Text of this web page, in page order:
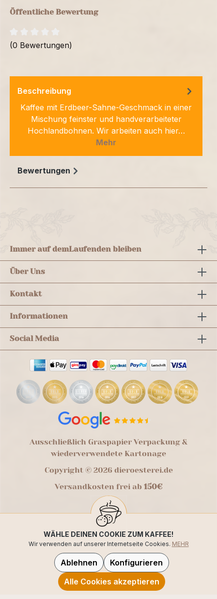
Öffentliche Bewertung
(0 Bewertungen)
Beschreibung
Kaffee mit Erdbeer-Sahne-Geschmack in einer
Mischung feinster und handverarbeiteter
Hochlandbohnen. Wir arbeiten auch hier…
Mehr
Bewertungen
Immer auf demLaufenden bleiben
Über Uns
Kontakt
Informationen
Social Media
Ausschließlich Graspapier Verpackung &
wiederverwendete Kartonage
Copyright © 2026 dieroesterei.de
Versandkosten frei ab 150€
WÄHLE DEINEN COOKIE ZUM KAFFEE!
Wir verwenden auf unserer Internetseite Cookies. MEHR
Ablehnen
Konfigurieren
Alle Cookies akzeptieren